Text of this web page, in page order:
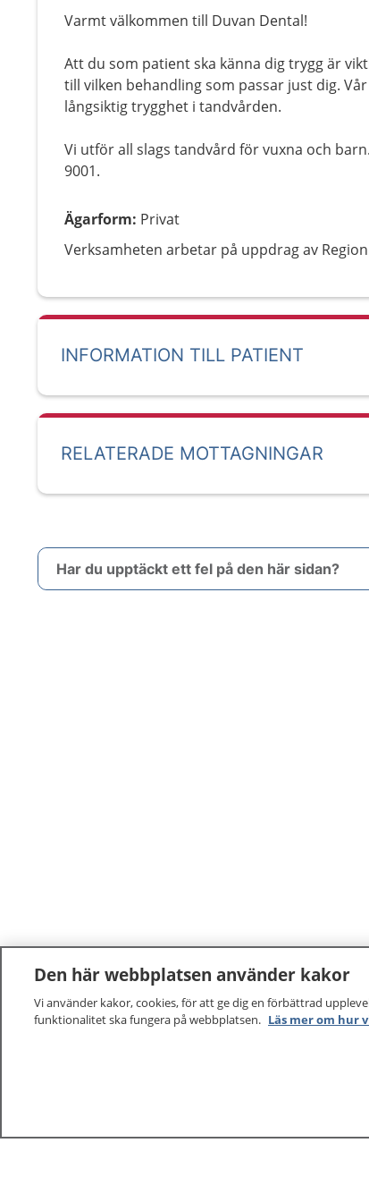
Varmt välkommen till Duvan Dental!
Att du som patient ska känna dig trygg är
till vilken behandling som passar just dig.
långsiktig trygghet i tandvården.
Vi utför all slags tandvård för vuxna och
9001.
Ägarform: Privat
Verksamheten arbetar på uppdrag av
INFORMATION TILL PATIENT
RELATERADE MOTTAGNINGAR
Har du upptäckt ett fel på den här sidan?
Den här webbplatsen använder kakor
Vi använder kakor, cookies, för att ge dig en förbättrad
funktionalitet ska fungera på webbplatsen. Läs mer om hur